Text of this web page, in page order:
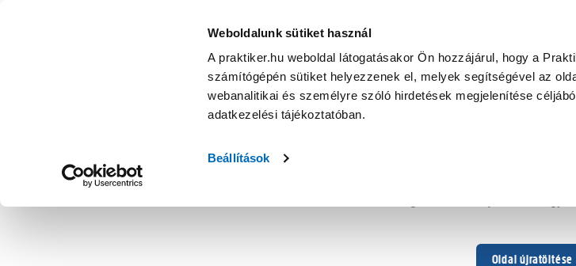
Weboldalunk sütiket használ
A praktiker.hu weboldal látogatásakor Ön hozzájárul, hogy a
számítógépén sütiket helyezzenek el, melyek segítségével az
webanalitikai és személyre szóló hirdetések megjelenítése
adatkezelési tájékoztatóban.
Beállítások
Oldal újratöltése